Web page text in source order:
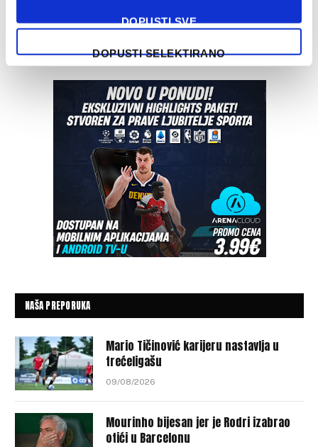
DOPUSTI SVE
DOPUSTI SELEKTIRANO
NAŠA PREPORUKA
Mario Tičinović karijeru nastavlja u
trećeligašu
09/08/2026
Mourinho bijesan jer je Rodri izabrao
otići u Barcelonu